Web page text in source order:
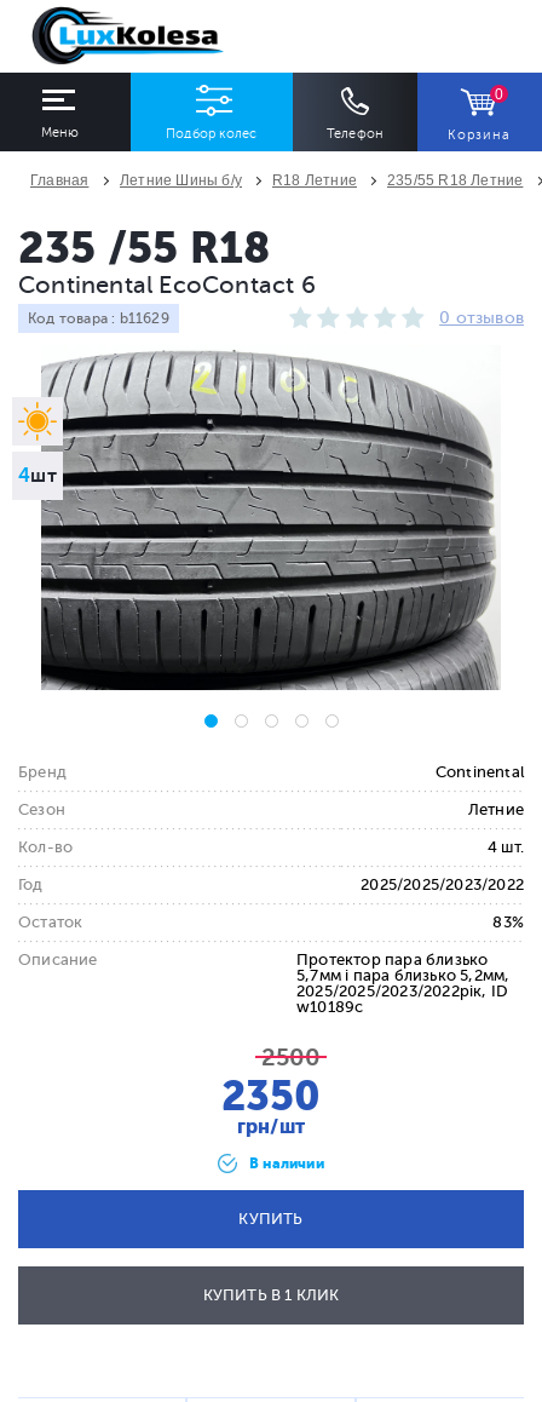
Меню Подбор колес Телефон
0
Корзина
Ширина
Все
Профиль
Все
Сезон
Все
Количество
Все
ПОДОБРАТЬ
Главная Летние Шины б/у R18 Летние 235/55 R18 Летние
4шт
235 /55 R18
Continental EcoContact 6
Код товара : b11629 0 отзывов
Бренд Continental
Сезон Летние
Кол-во 4 шт.
Год 2025/2025/2023/2022
Остаток 83%
Описание
Протектор пара близько
5,7мм і пара близько 5,2мм,
2025/2025/2023/2022рік, ID
w10189c
2500
2350
грн/шт
В наличии
КУПИТЬ
ОТПРАВИТЬ
КУПИТЬ В 1 КЛИК